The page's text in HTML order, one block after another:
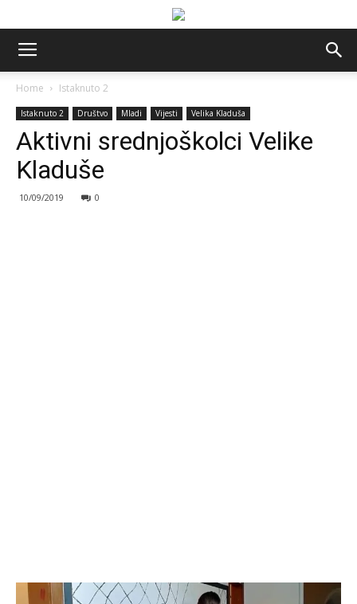
Home Istaknuto 2
Istaknuto 2 Društvo Mladi Vijesti Velika Kladuša
Aktivni srednjoškolci Velike
Kladuše
10/09/2019 0